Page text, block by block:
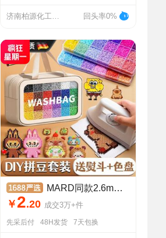
济南柏源化工科技有限公司 回头率0%
MARD同款2.6mm融合豆拼豆豆手工diy材料立体益智玩具高品质拼豆
￥ 2.20 成交3万+件
先采后付 48H发货 7天包换